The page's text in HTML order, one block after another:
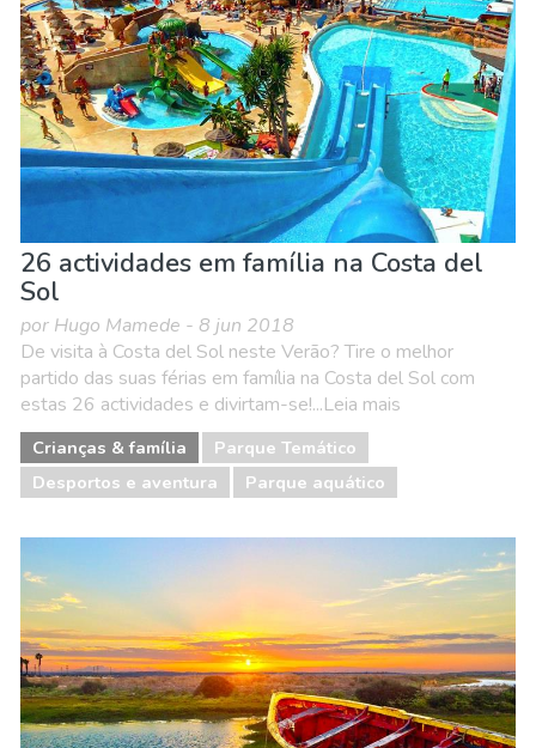
26 actividades em família na Costa del
Sol
por Hugo Mamede - 8 jun 2018
De visita à Costa del Sol neste Verão? Tire o melhor
partido das suas férias em família na Costa del Sol com
estas 26 actividades e divirtam-se!...Leia mais
Crianças & família
Parque Temático
Desportos e aventura
Parque aquático